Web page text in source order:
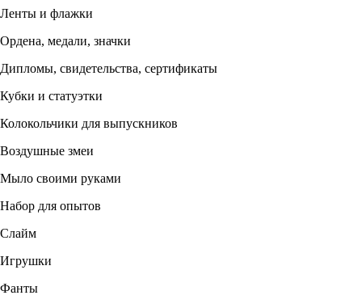
Ленты и флажки
Ордена, медали, значки
Дипломы, свидетельства, сертификаты
Кубки и статуэтки
Колокольчики для выпускников
Воздушные змеи
Мыло своими руками
Набор для опытов
Слайм
Игрушки
Фанты